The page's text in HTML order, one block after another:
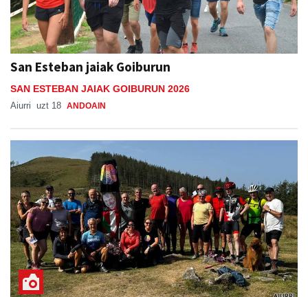
San Esteban jaiak Goiburun
SAN ESTEBAN JAIAK GOIBURUN 2026
Aiurri uzt 18 ANDOAIN